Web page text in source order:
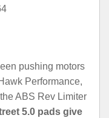
pushing motors
Performance,
ABS Rev Limiter
5.0 pads give